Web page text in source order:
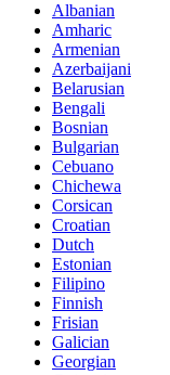
Albanian
Amharic
Armenian
Azerbaijani
Belarusian
Bengali
Bosnian
Bulgarian
Cebuano
Chichewa
Corsican
Croatian
Dutch
Estonian
Filipino
Finnish
Frisian
Galician
Georgian